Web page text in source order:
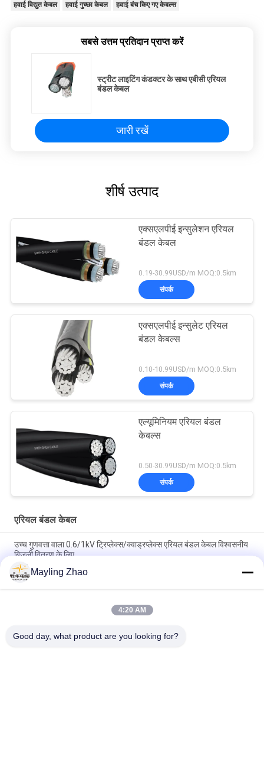
हवाई विद्युत केबल हवाई गुच्छा केबल हवाई बंच किए गए केबल्स
सबसे उत्तम प्रतिदान प्राप्त करें
स्ट्रीट लाइटिंग कंडक्टर के साथ एबीसी एरियल
बंडल केबल
जारी रखें
शीर्ष उत्पाद
एक्सएलपीई इन्सुलेशन एरियल
बंडल केबल
0.19-30.99USD/m MOQ:0.5km
संपर्क
एक्सएलपीई इन्सुलेट एरियल
बंडल केबल्स
0.10-10.99USD/m MOQ:0.5km
संपर्क
एल्यूमिनियम एरियल बंडल
केबल्स
0.50-30.99USD/m MOQ:0.5km
संपर्क
एरियल बंडल केबल
उच्च गुणवत्ता वाला 0.6/1kV ट्रिप्लेक्स/क्वाड्रप्लेक्स एरियल बंडल केबल विश्वसनीय
बिजली वितरण के लिए
शंघाई शेंघुआ केबल 3 कोर एरियल बंडल ट्रिप्लेक्स सर्विस ड्रॉप केबल ओवरहेड पावर
ट्रांसमिशन लाइनों के लिए
शेंगहुआ पावर केबल हवाई बंडल Xlpe इन्सुलेशन केबल, 1 दूत कंडक्टर के साथ हवाई
Mayling Zhao
4:20 AM
Good day, what product are you looking for?